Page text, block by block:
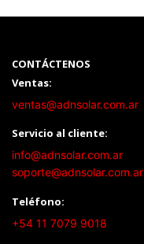
CONTÁCTENOS
Ventas:
ventas@adnsolar.com.ar
Servicio al cliente:
info@adnsolar.com.ar
soporte@adnsolar.com.ar
Teléfono:
+54 11 7079 9018